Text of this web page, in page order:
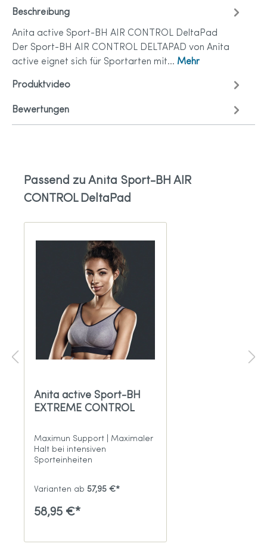
Beschreibung
Anita active Sport-BH AIR CONTROL DeltaPad
Der Sport-BH AIR CONTROL DELTAPAD von Anita
active eignet sich für Sportarten mit… Mehr
Produktvideo
Bewertungen
Passend zu Anita Sport-BH AIR
CONTROL DeltaPad
Anita active Sport-BH
EXTREME CONTROL
Maximun Support | Maximaler
Halt bei intensiven
Sporteinheiten
Varianten ab 57,95 €*
58,95 €*